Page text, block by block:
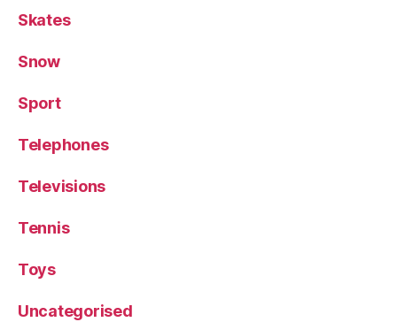
Skates
Snow
Sport
Telephones
Televisions
Tennis
Toys
Uncategorised